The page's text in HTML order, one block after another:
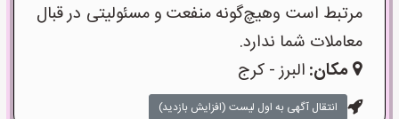
مرتبط است وهیچ‌گونه منفعت و مسئولیتی در قبال
معاملات شما ندارد.
مکان: البرز - کرج
انتقال آگهی به اول لیست (افزایش بازدید)